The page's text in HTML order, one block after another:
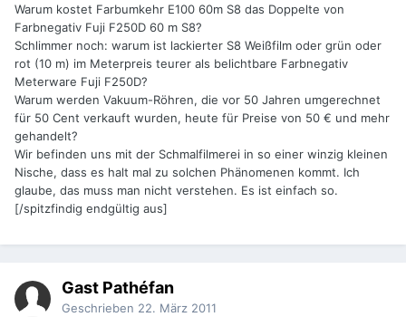
Warum kostet Farbumkehr E100 60m S8 das Doppelte von
Farbnegativ Fuji F250D 60 m S8?
Schlimmer noch: warum ist lackierter S8 Weißfilm oder grün oder
rot (10 m) im Meterpreis teurer als belichtbare Farbnegativ
Meterware Fuji F250D?
Warum werden Vakuum-Röhren, die vor 50 Jahren umgerechnet
für 50 Cent verkauft wurden, heute für Preise von 50 € und mehr
gehandelt?
Wir befinden uns mit der Schmalfilmerei in so einer winzig kleinen
Nische, dass es halt mal zu solchen Phänomenen kommt. Ich
glaube, das muss man nicht verstehen. Es ist einfach so.
[/spitzfindig endgültig aus]
Gast Pathéfan
Geschrieben 22. März 2011